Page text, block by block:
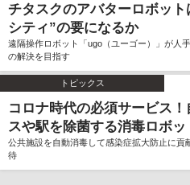
チタスクのアバターロボット
シティ”の要になるか
遠隔操作ロボット「ugo（ユーゴー）」が人
の解決を目指す
トピックス
コロナ時代の必須サービス！
スや駅を除菌する消毒ロボッ
公共施設を自動消毒して感染症拡大防止に貢
待